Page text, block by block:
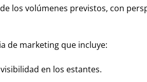
los volúmenes previstos, con
de marketing que incluye:
en los estantes.